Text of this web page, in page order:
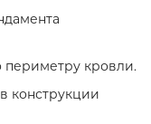
периметру кровли.
конструкции